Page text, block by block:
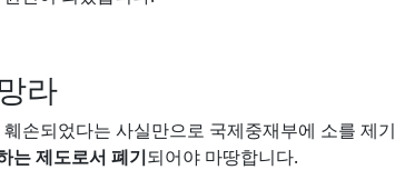
라
손되었다는 사실만으로 국제중재부에 소를 제기
는 제도로서 폐기되어야 마땅합니다.